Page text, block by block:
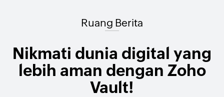
Ruang Berita
Nikmati dunia digital yang
lebih aman dengan Zoho
Vault!